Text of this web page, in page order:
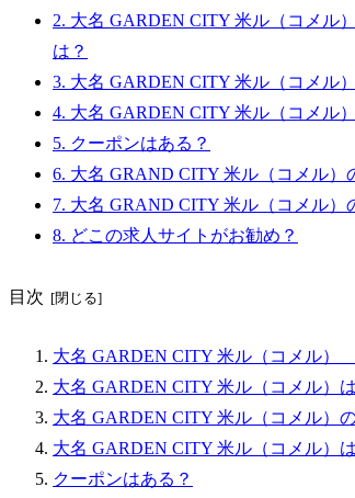
2. 大名 GARDEN CITY 米ル（コメル
は？
3. 大名 GARDEN CITY 米ル（コメル
4. 大名 GARDEN CITY 米ル（コメル
5. クーポンはある？
6. 大名 GRAND CITY 米ル（コメル）
7. 大名 GRAND CITY 米ル（コメル）
8. どこの求人サイトがお勧め？
目次
大名 GARDEN CITY 米ル（コメル）
大名 GARDEN CITY 米ル（コメル）
大名 GARDEN CITY 米ル（コメル）
大名 GARDEN CITY 米ル（コメル）
クーポンはある？